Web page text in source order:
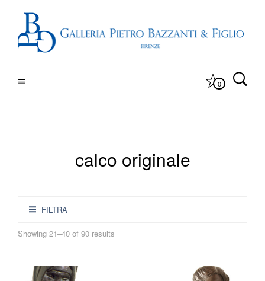
0
calco originale
FILTRA
Showing 21–40 of 90 results